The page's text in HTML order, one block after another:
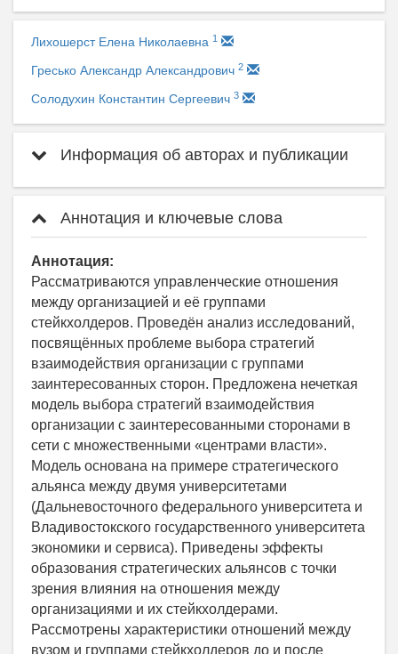
Лихошерст Елена Николаевна 1
Гресько Александр Александрович 2
Солодухин Константин Сергеевич 3
Информация об авторах и публикации
Аннотация и ключевые слова
Аннотация:
Рассматриваются управленческие отношения
между организацией и её группами
стейкхолдеров. Проведён анализ исследований,
посвящённых проблеме выбора стратегий
взаимодействия организации с группами
заинтересованных сторон. Предложена нечеткая
модель выбора стратегий взаимодействия
организации с заинтересованными сторонами в
сети с множественными «центрами власти».
Модель основана на примере стратегического
альянса между двумя университетами
(Дальневосточного федерального университета и
Владивостокского государственного университета
экономики и сервиса). Приведены эффекты
образования стратегических альянсов с точки
зрения влияния на отношения между
организациями и их стейкхолдерами.
Рассмотрены характеристики отношений между
вузом и группами стейкхолдеров до и после